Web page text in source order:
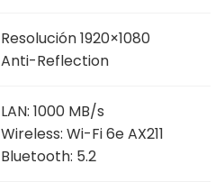
Resolución 1920×1080
Anti-Reflection
LAN: 1000 MB/s
Wireless: Wi-Fi 6e AX211
Bluetooth: 5.2